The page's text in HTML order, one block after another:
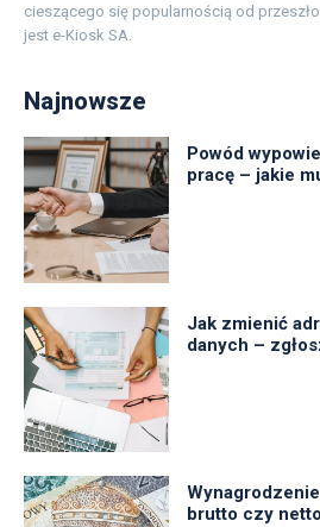
cieszącego się popularnością od
jest e-Kiosk SA.
Najnowsze
Powód
pracę – jakie
Jak zmienić
danych –
brutto czy